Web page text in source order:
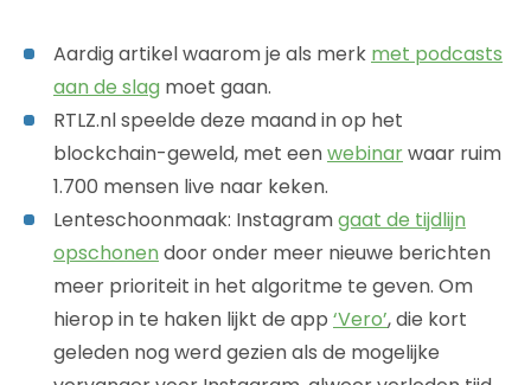
Aardig artikel waarom je als merk met podcasts
aan de slag moet gaan.
RTLZ.nl speelde deze maand in op het
blockchain-geweld, met eenwebinarwaar ruim
1.700 mensen live naar keken.
Lenteschoonmaak: Instagramgaat de tijdlijn
opschonen door onder meer nieuwe berichten
meer prioriteit in het algoritme te geven. Om
hierop in te haken lijkt de app ‘Vero’, die kort
geleden nog werd gezien als de mogelijke